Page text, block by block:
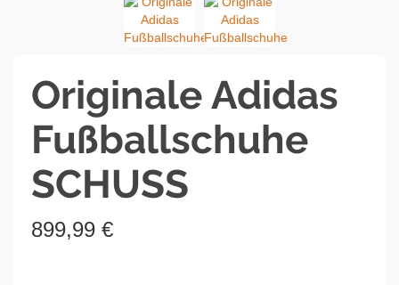
Originale Adidas
Fußballschuhe
SCHUSS
899,99 €